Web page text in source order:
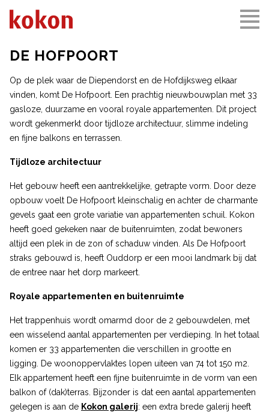
DE HOFPOORT
Op de plek waar de Diependorst en de Hofdijksweg elkaar
vinden, komt De Hofpoort. Een prachtig nieuwbouwplan met 33
gasloze, duurzame en vooral royale appartementen. Dit project
wordt gekenmerkt door tijdloze architectuur, slimme indeling
en fijne balkons en terrassen.
Tijdloze architectuur
Het gebouw heeft een aantrekkelijke, getrapte vorm. Door deze
opbouw voelt De Hofpoort kleinschalig en achter de charmante
gevels gaat een grote variatie van appartementen schuil. Kokon
heeft goed gekeken naar de buitenruimten, zodat bewoners
altijd een plek in de zon of schaduw vinden. Als De Hofpoort
straks gebouwd is, heeft Ouddorp er een mooi landmark bij dat
de entree naar het dorp markeert.
Royale appartementen en buitenruimte
Het trappenhuis wordt omarmd door de 2 gebouwdelen, met
een wisselend aantal appartementen per verdieping. In het totaal
komen er 33 appartementen die verschillen in grootte en
ligging. De woonoppervlaktes lopen uiteen van 74 tot 150 m2.
Elk appartement heeft een fijne buitenruimte in de vorm van een
balkon of (dak)terras. Bijzonder is dat een aantal appartementen
gelegen is aan de Kokon galerij: een extra brede galerij heeft